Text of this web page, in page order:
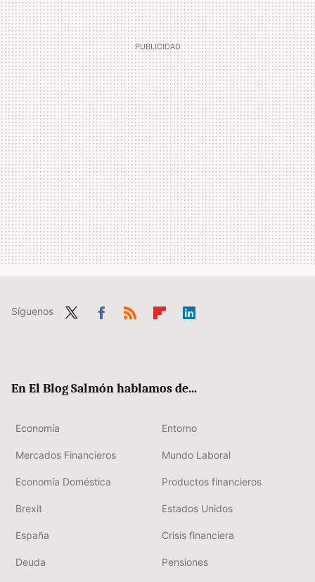
Síguenos
En El Blog Salmón hablamos de...
Economía Entorno
Mercados Financieros Mundo Laboral
Economía Doméstica Productos financieros
Brexit Estados Unidos
España Crisis financiera
Deuda Pensiones